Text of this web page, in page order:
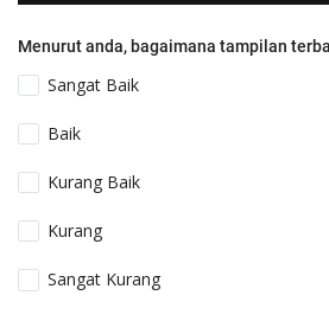
Menurut anda, bagaimana tampilan
Sangat Baik
Baik
Kurang Baik
Kurang
Sangat Kurang